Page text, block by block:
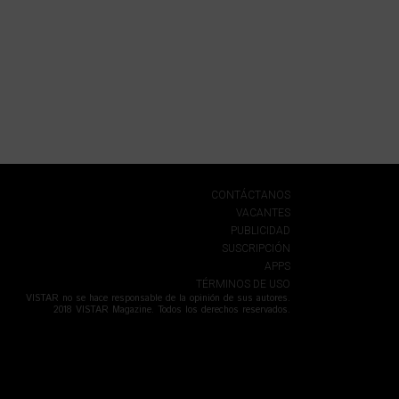
CONTÁCTANOS
VACANTES
PUBLICIDAD
SUSCRIPCIÓN
APPS
TÉRMINOS DE USO
VISTAR no se hace responsable de la opinión de sus autores.
2018 VISTAR Magazine. Todos los derechos reservados.